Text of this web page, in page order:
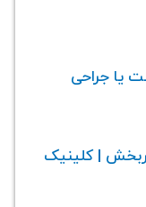
یا جراحی
| کلینیک